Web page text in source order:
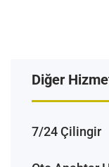
Diğer
7/24 Çilingir